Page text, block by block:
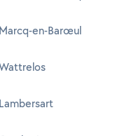
en-Barœul